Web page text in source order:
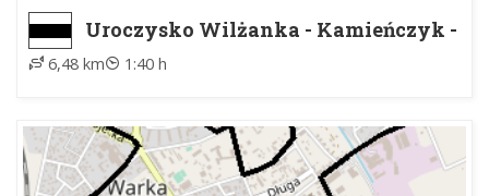
Uroczysko Wilżanka - Kamieńczyk -
Rynek, PKS
6,48 km 1:40 h